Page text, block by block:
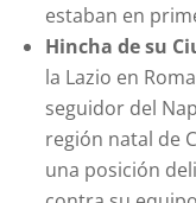
estaban en
Hincha de su
la Lazio en
seguidor del
región natal de
una posición